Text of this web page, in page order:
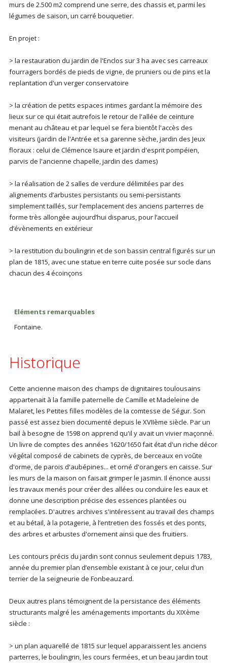
murs de 2.500 m2 comprend une serre, des chassis et, parmi les
légumes de saison, un carré bouquetier.
En projet :
> la restauration du jardin de l'Enclos sur 3 ha avec ses carreaux
fourragers bordés de pieds de vigne, de pruniers ou de pins et la
replantation d'un verger conservatoire
> la création de petits espaces intimes gardant la mémoire des
lieux sur ce qui était autrefois le retour de l'allée de ceinture
menant au château et par lequel se fera bientôt l'accès des
visiteurs (jardin de l'Antrée et sa garenne sèche, jardin des Jeux
floraux : celui de Clémence Isaure et jardin d'esprit pompéien,
parvis de l'ancienne chapelle, jardin des dames)
> la réalisation de 2 salles de verdure délimitées par des
alignements d’arbustes persistants ou semi-persistants
simplement taillés, sur l’emplacement des anciens parterres de
forme très allongée aujourd’hui disparus, pour l’accueil
d’évènements en extérieur
> la restitution du boulingrin et de son bassin central figurés sur un
plan de 1815, avec une statue en terre cuite posée sur socle dans
chacun des 4 écoinçons
Eléments remarquables
Fontaine.
Historique
Cette ancienne maison des champs de dignitaires toulousains
appartenait à la famille paternelle de Camille et Madeleine de
Malaret, les Petites filles modèles de la comtesse de Ségur. Son
passé est assez bien documenté depuis le XVIIème siècle. Par un
bail à besogne de 1598 on apprend qu'il y avait un vivier maçonné.
Un livre de comptes des années 1620/1650 fait état d'un riche décor
végétal composé de cabinets de cyprès, de berceaux en voûte
d'orme, de parois d'aubépines... et orné d'orangers en caisse. Sur
les murs de la maison on faisait grimper le jasmin. Il énonce aussi
les travaux menés pour créer des allées ou conduire les eaux et
donne une description précise des essences plantées ou
remplacées. D'autres archives s'intéressent au travail des champs
et au bétail, à la potagerie, à l’entretien des fossés et des ponts,
des arbres et arbustes d'ornement ainsi que des fruitiers.
Les contours précis du jardin sont connus seulement depuis 1783,
année du premier plan d’ensemble existant à ce jour, celui d’un
terrier de la seigneurie de Fonbeauzard.
Deux autres plans témoignent de la persistance des éléments
structurants malgré les aménagements importants du XIXème
siècle :
> un plan aquarellé de 1815 sur lequel apparaissent les anciens
parterres, le boulingrin, les cours fermées, et un beau jardin tout